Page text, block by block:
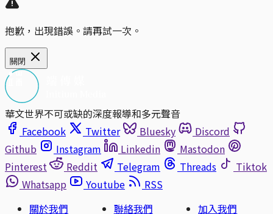
抱歉，出現錯誤。請再試一次。
關閉
華文世界不可或缺的深度報導和多元聲音
Facebook
Twitter Bluesky
Discord
Github
Instagram Linkedin
Mastodon
Pinterest
Reddit Telegram Threads
Tiktok
Whatsapp
Youtube
RSS
關於我們
聯絡我們
加入我們